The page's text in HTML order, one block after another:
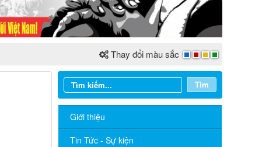
Thay đổi màu sắc
Tìm
Giới thiệu
Tin Tức - Sự kiện